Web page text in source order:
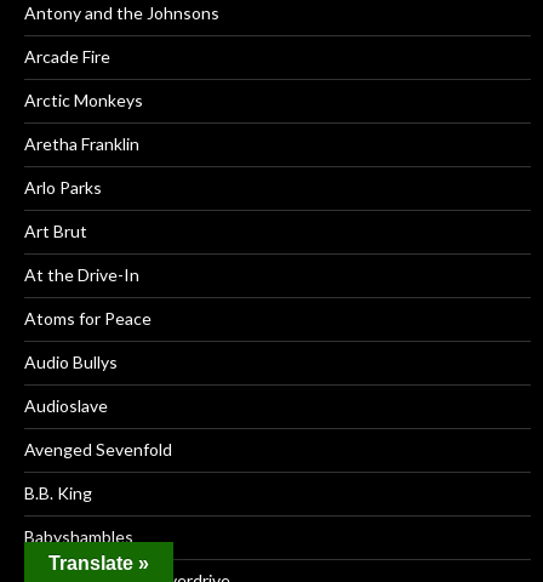
Antony and the Johnsons
Arcade Fire
Arctic Monkeys
Aretha Franklin
Arlo Parks
Art Brut
At the Drive-In
Atoms for Peace
Audio Bullys
Audioslave
Avenged Sevenfold
B.B. King
Babyshambles
Translate »